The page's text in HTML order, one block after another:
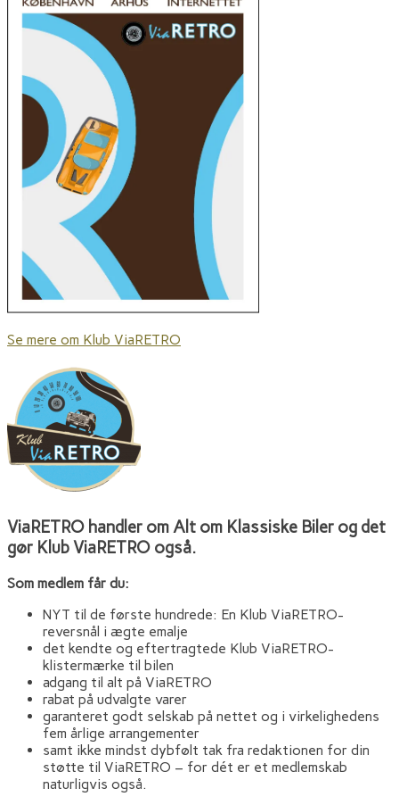
Se mere om Klub ViaRETRO
ViaRETRO handler om Alt om Klassiske Biler og det
gør Klub ViaRETRO også.
Som medlem får du:
NYT til de første hundrede: En Klub ViaRETRO-
reversnål i ægte emalje
det kendte og eftertragtede Klub ViaRETRO-
klistermærke til bilen
adgang til alt på ViaRETRO
rabat på udvalgte varer
garanteret godt selskab på nettet og i virkelighedens
fem årlige arrangementer
samt ikke mindst dybfølt tak fra redaktionen for din
støtte til ViaRETRO – for dét er et medlemskab
naturligvis også.